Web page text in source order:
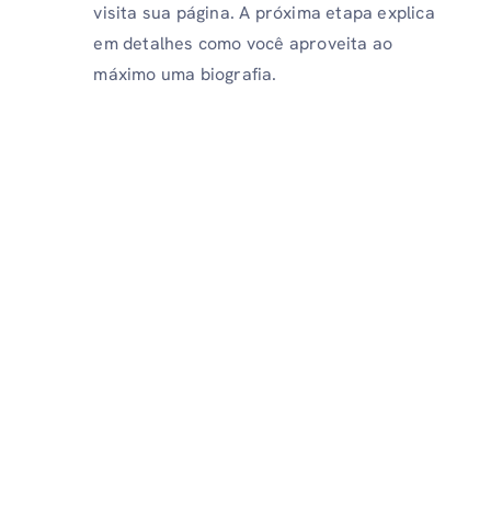
visita sua página. A próxima etapa explica
em detalhes como você aproveita ao
máximo uma biografia.